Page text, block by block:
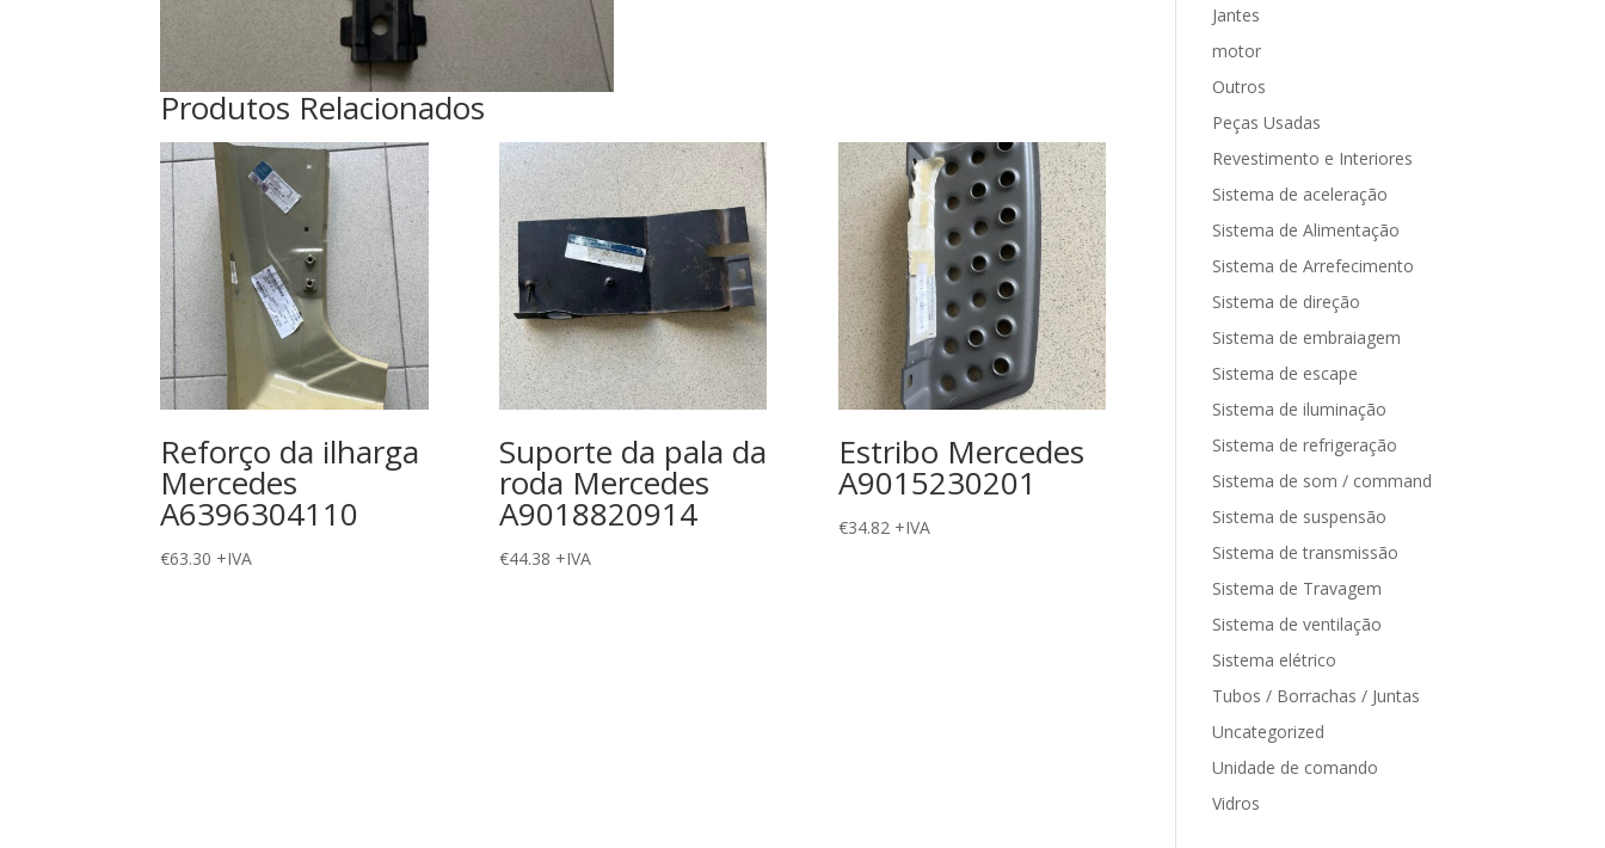
Produtos Relacionados
Reforço da ilharga
Mercedes
A6396304110
€63.30 +IVA
Suporte da pala da
roda Mercedes
A9018820914
€44.38 +IVA
Estribo Mercedes
A9015230201
€34.82 +IVA
Jantes
motor
Outros
Peças Usadas
Revestimento e Interiores
Sistema de aceleração
Sistema de Alimentação
Sistema de Arrefecimento
Sistema de direção
Sistema de embraiagem
Sistema de escape
Sistema de iluminação
Sistema de refrigeração
Sistema de som / command
Sistema de suspensão
Sistema de transmissão
Sistema de Travagem
Sistema de ventilação
Sistema elétrico
Tubos / Borrachas / Juntas
Uncategorized
Unidade de comando
Vidros